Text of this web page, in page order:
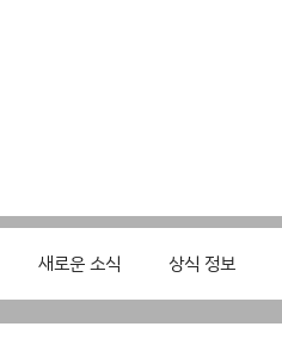
새로운 소식 상식 정보